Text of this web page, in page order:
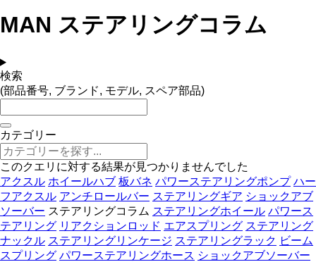
MAN ステアリングコラム
検索
(部品番号, ブランド, モデル, スペア部品)
カテゴリー
このクエリに対する結果が見つかりませんでした
アクスル ホイールハブ 板バネ パワーステアリングポンプ ハー
フアクスル アンチロールバー ステアリングギア ショックアブ
ソーバー ステアリングコラム ステアリングホイール パワース
テアリング リアクションロッド エアスプリング ステアリング
ナックル ステアリングリンケージ ステアリングラック ビーム
スプリング パワーステアリングホース ショックアブソーバー